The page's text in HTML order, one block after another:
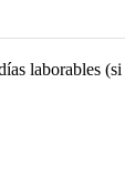
laborables (si